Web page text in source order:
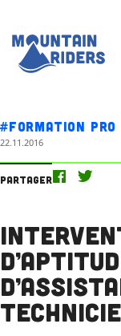
#Formation Pro
22.11.2016
Partager